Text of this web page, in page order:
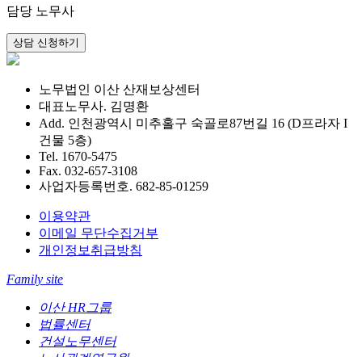
담당 노무사
노무법인 이산 산재보상센터
대표노무사. 김명환
Add. 인천광역시 미추홀구 숙골로87번길 16 (D프라자 I
건물 5층)
Tel. 1670-5475
Fax. 032-657-3108
사업자등록번호. 682-85-01259
이용약관
이메일 무단수집거부
개인정보취급방침
Family site
이산 HR그룹
법률센터
건설노무센터